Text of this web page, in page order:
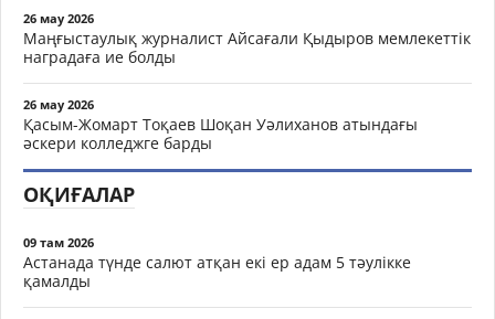
26 мау 2026
Маңғыстаулық журналист Айсағали Қыдыров мемлекеттік
наградаға ие болды
26 мау 2026
Қасым-Жомарт Тоқаев Шоқан Уәлиханов атындағы
әскери колледжге барды
ОҚИҒАЛАР
09 там 2026
Астанада түнде салют атқан екі ер адам 5 тәулікке
қамалды